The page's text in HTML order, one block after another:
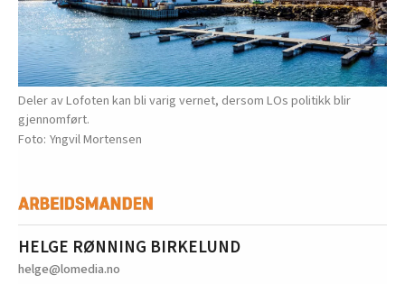
Deler av Lofoten kan bli varig vernet, dersom LOs politikk blir
gjennomført.
Yngvil Mortensen
HELGE RØNNING BIRKELUND
helge@lomedia.no